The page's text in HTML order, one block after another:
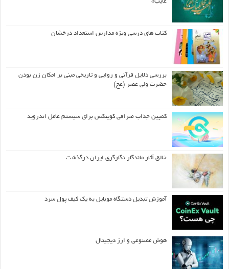
غایب»
کتاب های درسی ویژه مدارس استعداد درخشان
بررسی دلایل قرآنی و روایی و تاریخی مبنی بر امکان زن بودن
حضرت ولی عصر (عج)
کمپین جذاب صرافی کوینکس برای سیستم عامل اندروید
خالق آثار ماندگار نگارگری ایران درگذشت
آموزش تبدیل دستگاه موبایل به یک کیف‌ پول سرد
هوش مصنوعی و ارز دیجیتال